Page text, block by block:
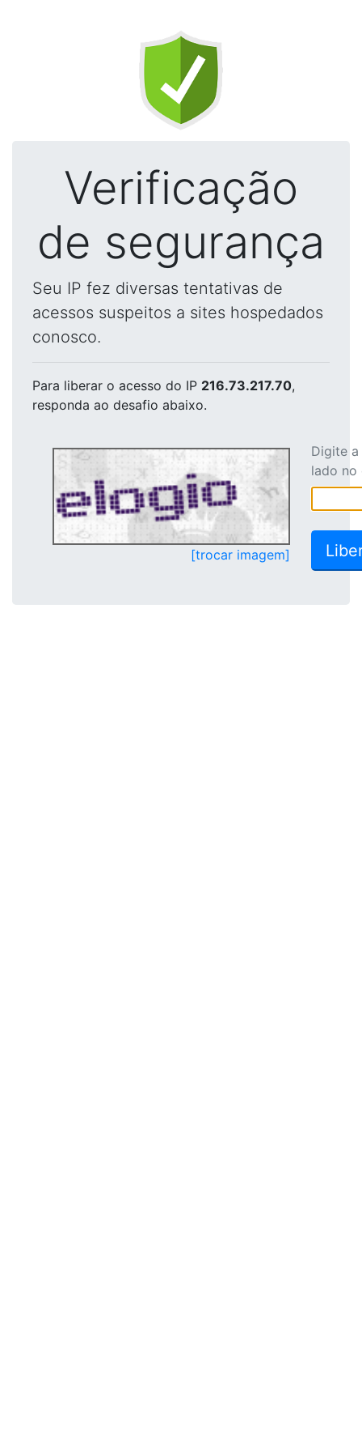
Verificação
de segurança
Seu IP fez diversas tentativas de
acessos suspeitos a sites hospedados
conosco.
Para liberar o acesso do IP 216.73.217.70,
responda ao desafio abaixo.
[trocar imagem]
Digite
lado no